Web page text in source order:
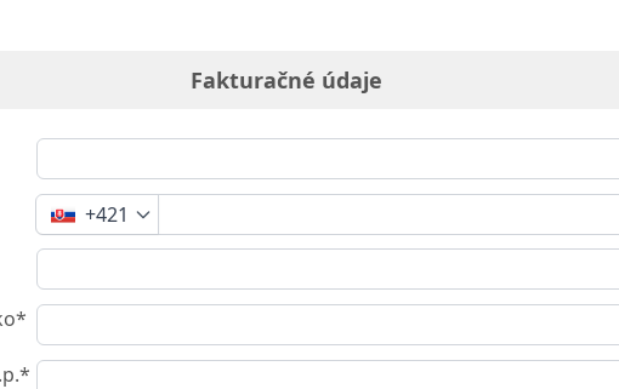
Fakturačné údaje
+421